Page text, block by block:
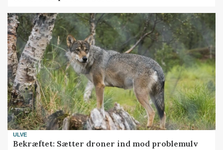
ULVE
Bekræftet: Sætter droner ind mod problemulv